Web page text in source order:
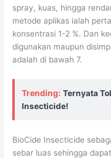
spray, kuas, hingga
metode aplikas ialah
konsentrasi 1-2 %. Dan
digunakan maupun
adalah di bawah 7.
Trending: Ternyata
Insecticide!
BioCide Insecticide
sebar luas sehingga